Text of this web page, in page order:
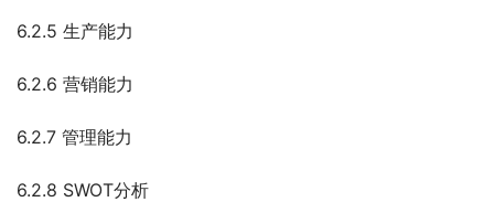
6.2.5 生产能力
6.2.6 营销能力
6.2.7 管理能力
6.2.8 SWOT分析